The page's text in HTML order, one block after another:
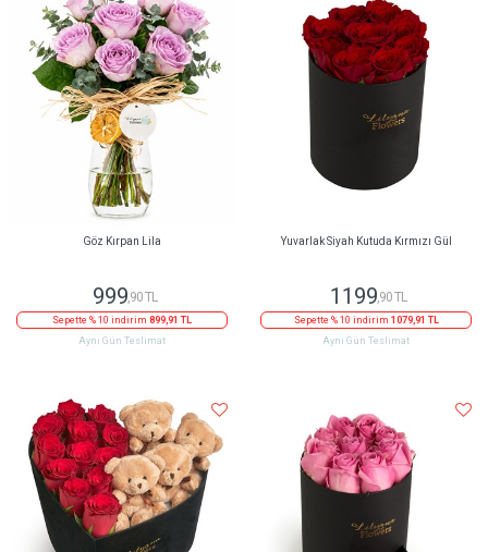
Göz Kırpan Lila
999,90 TL
Sepette % 10 indirim 899,91 TL
Aynı Gün Teslimat
Yuvarlak Siyah Kutuda Kırmızı Gül
1199,90 TL
Sepette % 10 indirim 1079,91 TL
Aynı Gün Teslimat